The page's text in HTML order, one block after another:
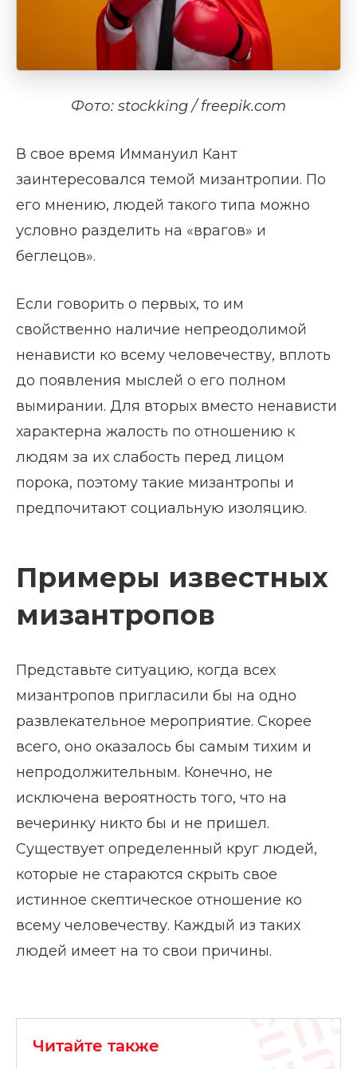
Фото: stockking / freepik.com
В свое время Иммануил Кант
заинтересовался темой мизантропии. По
его мнению, людей такого типа можно
условно разделить на «врагов» и
беглецов».
Если говорить о первых, то им
свойственно наличие непреодолимой
ненависти ко всему человечеству, вплоть
до появления мыслей о его полном
вымирании. Для вторых вместо ненависти
характерна жалость по отношению к
людям за их слабость перед лицом
порока, поэтому такие мизантропы и
предпочитают социальную изоляцию.
Примеры известных
мизантропов
Представьте ситуацию, когда всех
мизантропов пригласили бы на одно
развлекательное мероприятие. Скорее
всего, оно оказалось бы самым тихим и
непродолжительным. Конечно, не
исключена вероятность того, что на
вечеринку никто бы и не пришел.
Существует определенный круг людей,
которые не стараются скрыть свое
истинное скептическое отношение ко
всему человечеству. Каждый из таких
людей имеет на то свои причины.
Читайте также